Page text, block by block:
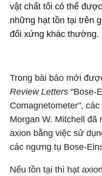
vật chất tối có thể
những hạt tồn tại trên
đối xứng khác thường.
Trong bài báo mới
Review Letters "Bose-
Comagnetometer",
Morgan W. Mitchell đã
axion bằng việc sử
các ngưng tụ Bose-
Nếu tồn tại thì hạt